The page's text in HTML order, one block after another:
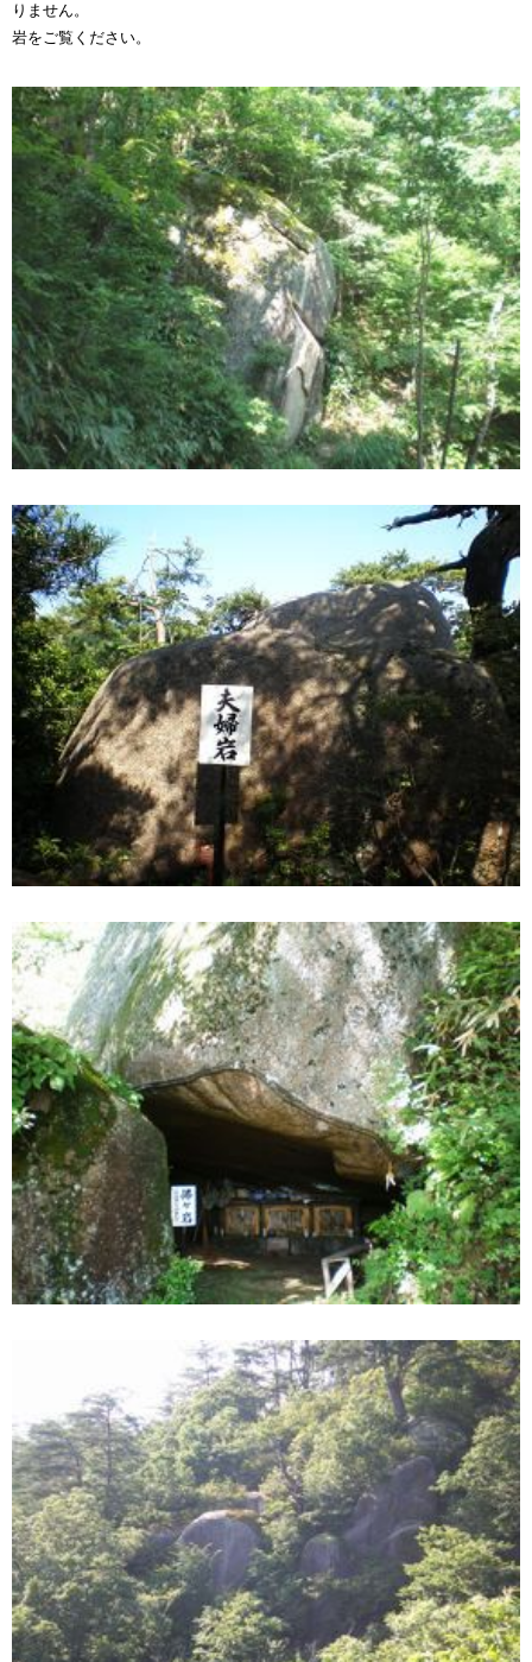
りません。
岩をご覧ください。